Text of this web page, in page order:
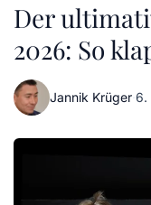
Der
2026: So
Jannik Krüger·6.